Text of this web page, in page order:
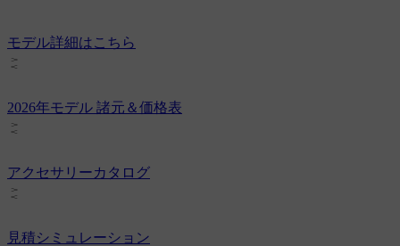
モデル詳細はこちら
2026年モデル 諸元＆価格表
アクセサリーカタログ
見積シミュレーション